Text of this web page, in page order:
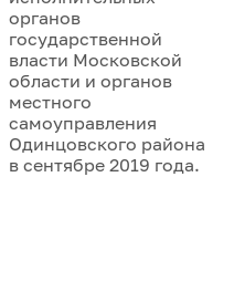
органов
государственной
власти Московской
области и органов
местного
самоуправления
Одинцовского района
в сентябре 2019 года.